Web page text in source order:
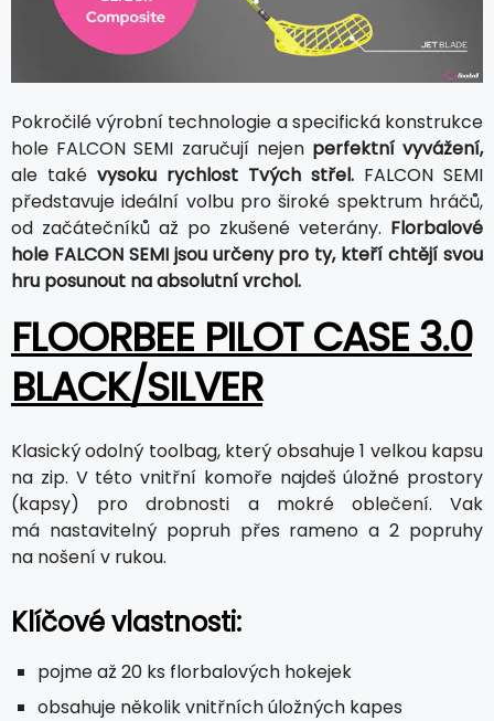
Pokročilé výrobní technologie a specifická konstrukce
hole FALCON SEMI zaručují nejen perfektní vyvážení,
ale také vysoku rychlost Tvých střel. FALCON SEMI
představuje ideální volbu pro široké spektrum hráčů,
od začátečníků až po zkušené veterány. Florbalové
hole FALCON SEMI jsou určeny pro ty, kteří chtějí svou
hru posunout na absolutní vrchol.
FLOORBEE PILOT CASE 3.0
BLACK/SILVER
Klasický odolný toolbag, který obsahuje 1 velkou kapsu
na zip. V této vnitřní komoře najdeš úložné prostory
(kapsy) pro drobnosti a mokré oblečení. Vak
má nastavitelný popruh přes rameno a 2 popruhy
na nošení v rukou.
Klíčové vlastnosti:
pojme až 20 ks florbalových hokejek
obsahuje několik vnitřních úložných kapes